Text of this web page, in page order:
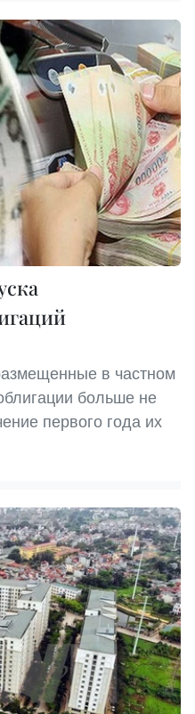
в частном
больше не
первого года их